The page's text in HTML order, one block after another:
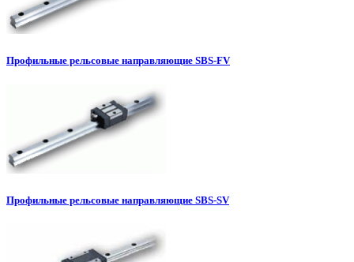
Профильные рельсовые направляющие SBS-FV
Профильные рельсовые направляющие SBS-SV